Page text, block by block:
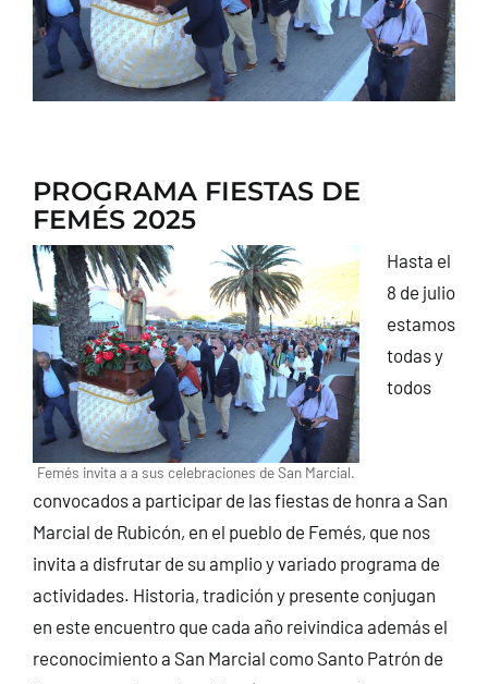
PROGRAMA FIESTAS DE
FEMÉS 2025
Femés invita a a sus celebraciones de San Marcial.
Hasta el
8 de julio
estamos
todas y
todos
convocados a participar de las fiestas de honra a San
Marcial de Rubicón, en el pueblo de Femés, que nos
invita a disfrutar de su amplio y variado programa de
actividades. Historia, tradición y presente conjugan
en este encuentro que cada año reivindica además el
reconocimiento a San Marcial como Santo Patrón de